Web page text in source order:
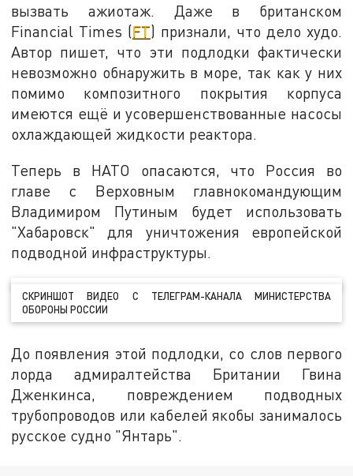
вызвать ажиотаж. Даже в британском
Financial Times (FT) признали, что дело худо.
Автор пишет, что эти подлодки фактически
невозможно обнаружить в море, так как у них
помимо композитного покрытия корпуса
имеются ещё и усовершенствованные насосы
охлаждающей жидкости реактора.
Теперь в НАТО опасаются, что Россия во
главе с Верховным главнокомандующим
Владимиром Путиным будет использовать
"Хабаровск" для уничтожения европейской
подводной инфраструктуры.
СКРИНШОТ ВИДЕО С ТЕЛЕГРАМ-КАНАЛА МИНИСТЕРСТВА
ОБОРОНЫ РОССИИ
До появления этой подлодки, со слов первого
лорда адмиралтейства Британии Гвина
Дженкинса, повреждением подводных
трубопроводов или кабелей якобы занималось
русское судно "Янтарь".